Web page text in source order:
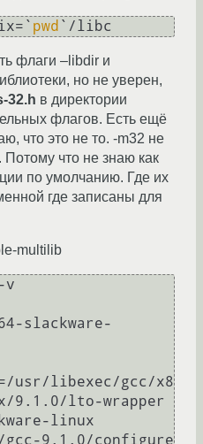
pwd
флаги –libdir и
но не уверен,
32.h в директории
флагов. Есть ещё
что это не то. -m32 не
что не знаю как
по умолчанию. Где их
где записаны для
multilib
v
slackware-
usr/libexec/gcc/x8
9.1.0/lto-wrapper
linux
9.1.0/configure